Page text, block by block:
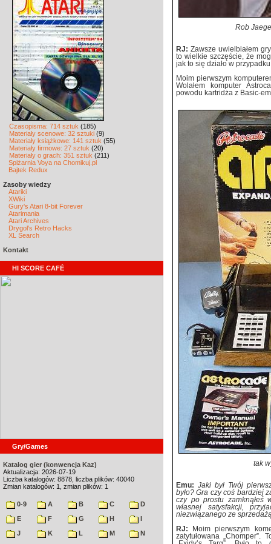
Czasopisma: 714 sztuk (185)
Materiały scenowe: 32 sztuki (9)
Materiały książkowe: 141 sztuk (55)
Materiały firmowe: 27 sztuk (20)
Materiały o grach: 351 sztuk (211)
Spiżarnia Voya na Chomikuj.pl
Bajtek Redux
Zasoby wiedzy
Atariki
XWiki
Gury's Atari 8-bit Forever
Atarimania
Atari Archives
Drygol's Retro Hacks
XL Search
Kontakt
HI SCORE CAFÉ
Gry/Games
Katalog gier (konwencja Kaz)
Aktualizacja: 2026-07-19
Liczba katalogów: 8878, liczba plików: 40040
Zmian katalogów: 1, zmian plików: 1
0-9 A B C
D
E
F G H
I
J
K L M
N
Rob
RJ: Zawsze uwielbiałem
to wielkie szczęście, że
jak to się działo w
Moim pierwszym
Wolałem komputer
powodu kartridża z Basic-
tak
Emu: Jaki był Twój
było? Gra czy coś bardziej
czy po prostu zamknąłeś
własnej satysfakcji,
niezwiązanego ze
RJ:
Moim pierwszym
zatytułowana „Chomper”.